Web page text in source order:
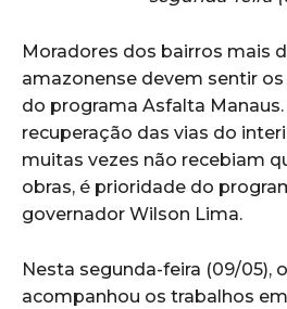
Moradores dos bairros mais
amazonense devem sentir
do programa Asfalta Manaus.
recuperação das vias do
muitas vezes não recebiam
obras, é prioridade do
governador Wilson Lima.
Nesta segunda-feira (09/05),
acompanhou os trabalhos